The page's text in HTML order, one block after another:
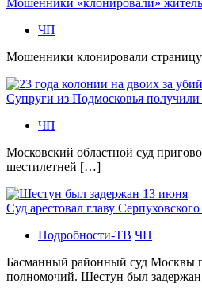
ЧП
Мошенники клонировали страницу
Супруги из Подмосковья получили
ЧП
Московский областной суд
шестилетней […]
Суд арестовал главу
Подробности-ТВ ЧП
Басманный районный суд Москвы
полномочий. Шестун был